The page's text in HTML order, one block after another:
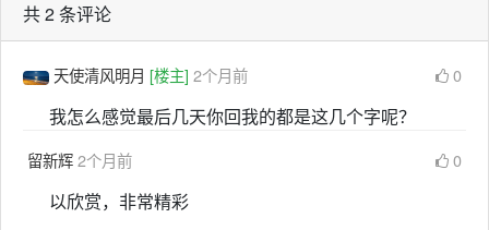
共 2 条评论
天使清风明月 [楼主] 2个月前 0
我怎么感觉最后几天你回我的都是这几个字呢？
留新辉2个月前 0
以欣赏，非常精彩